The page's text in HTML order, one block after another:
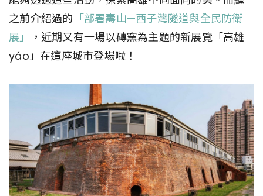
之前介紹過的 「部署壽山—西子灣隧道與全民防衛
展」
，近期又有一場以磚窯為主題的新展覽「高雄
yáo」在這座城市登場啦！